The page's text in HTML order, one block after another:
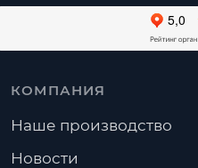
КОМПАНИЯ
Наше производство
Новости